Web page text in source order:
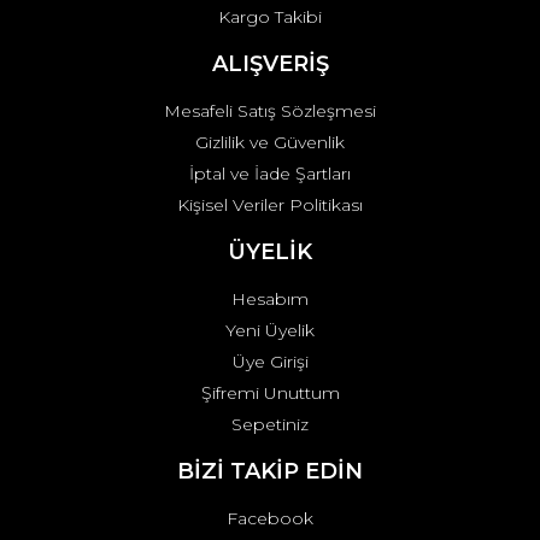
Gönder
Kargo Takibi
ALIŞVERİŞ
Mesafeli Satış Sözleşmesi
Gizlilik ve Güvenlik
İptal ve İade Şartları
Kişisel Veriler Politikası
ÜYELİK
Hesabım
Yeni Üyelik
Üye Girişi
Şifremi Unuttum
Sepetiniz
BİZİ TAKİP EDİN
Facebook